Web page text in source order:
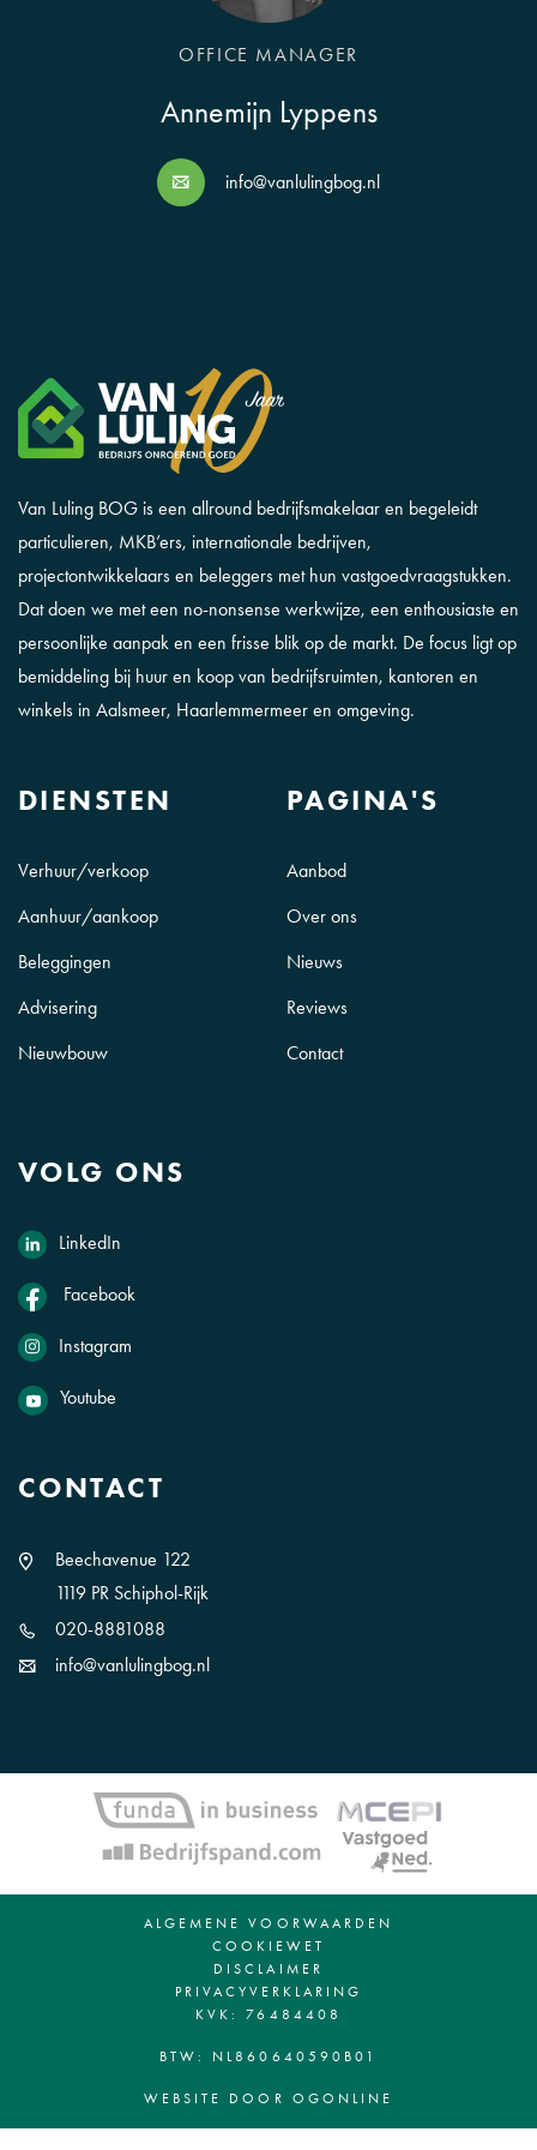
OFFICE MANAGER
Annemijn Lyppens
info@vanlulingbog.nl
Van Luling BOG is een allround bedrijfsmakelaar en begeleidt
particulieren, MKB’ers, internationale bedrijven,
projectontwikkelaars en beleggers met hun vastgoedvraagstukken.
Dat doen we met een no-nonsense werkwijze, een enthousiaste en
persoonlijke aanpak en een frisse blik op de markt. De focus ligt op
bemiddeling bij huur en koop van bedrijfsruimten, kantoren en
winkels in Aalsmeer, Haarlemmermeer en omgeving.
DIENSTEN
Verhuur/verkoop
Aanhuur/aankoop
Beleggingen
Advisering
Nieuwbouw
PAGINA'S
Aanbod
Over ons
Nieuws
Reviews
Contact
VOLG ONS
LinkedIn
Facebook
Instagram
Youtube
CONTACT
Beechavenue 122
1119 PR Schiphol-Rijk
020-8881088
info@vanlulingbog.nl
ALGEMENE VOORWAARDEN
COOKIEWET
DISCLAIMER
PRIVACYVERKLARING
KVK: 76484408
BTW: NL860640590B01
WEBSITE DOOR OGONLINE